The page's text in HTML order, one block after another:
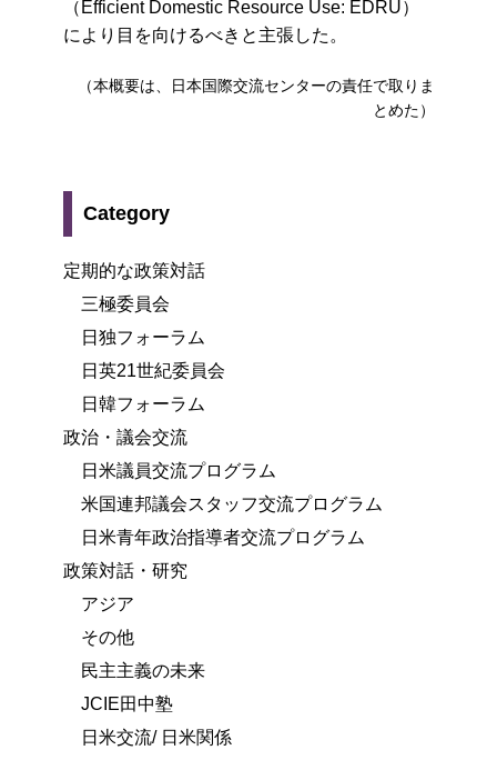
（Efficient Domestic Resource Use: EDRU）
により目を向けるべきと主張した。
（本概要は、日本国際交流センターの責任で取りま
とめた）
Category
定期的な政策対話
三極委員会
日独フォーラム
日英21世紀委員会
日韓フォーラム
政治・議会交流
日米議員交流プログラム
米国連邦議会スタッフ交流プログラム
日米青年政治指導者交流プログラム
政策対話・研究
アジア
その他
民主主義の未来
JCIE田中塾
日米交流/ 日米関係